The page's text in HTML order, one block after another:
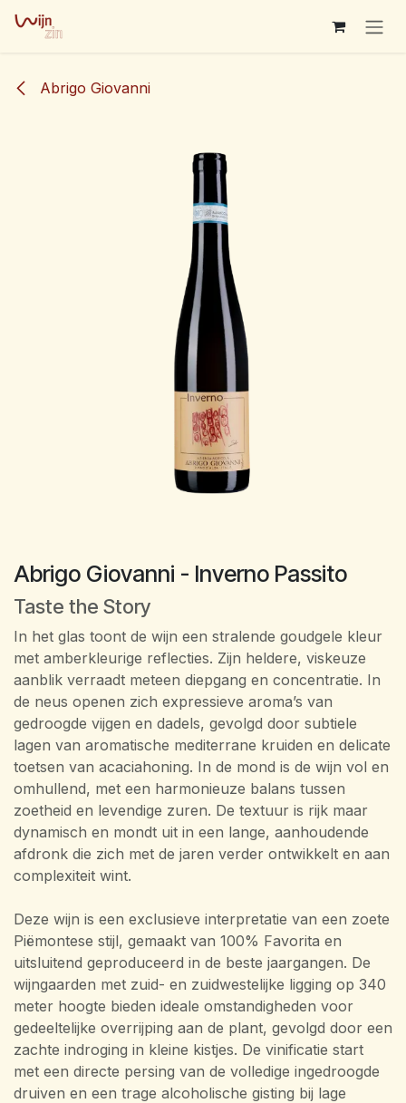
Overslaan naar inhoud
Abrigo Giovanni
Abrigo Giovanni - Inverno Passito
Taste the Story
In het glas toont de wijn een stralende goudgele kleur
met amberkleurige reflecties. Zijn heldere, viskeuze
aanblik verraadt meteen diepgang en concentratie. In
de neus openen zich expressieve aroma’s van
gedroogde vijgen en dadels, gevolgd door subtiele
lagen van aromatische mediterrane kruiden en delicate
toetsen van acaciahoning. In de mond is de wijn vol en
omhullend, met een harmonieuze balans tussen
zoetheid en levendige zuren. De textuur is rijk maar
dynamisch en mondt uit in een lange, aanhoudende
afdronk die zich met de jaren verder ontwikkelt en aan
complexiteit wint.
Deze wijn is een exclusieve interpretatie van een zoete
Piëmontese stijl, gemaakt van 100% Favorita en
uitsluitend geproduceerd in de beste jaargangen. De
wijngaarden met zuid- en zuidwestelijke ligging op 340
meter hoogte bieden ideale omstandigheden voor
gedeeltelijke overrijping aan de plant, gevolgd door een
zachte indroging in kleine kistjes. De vinificatie start
met een directe persing van de volledige ingedroogde
druiven en een trage alcoholische gisting bij lage